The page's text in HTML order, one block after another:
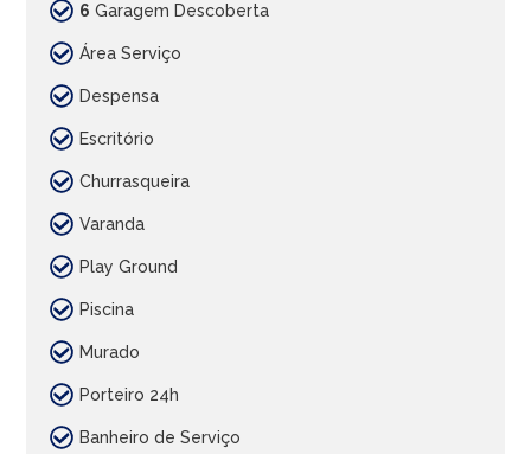
6 Garagem Descoberta
Área Serviço
Despensa
Escritório
Churrasqueira
Varanda
Play Ground
Piscina
Murado
Porteiro 24h
Banheiro de Serviço